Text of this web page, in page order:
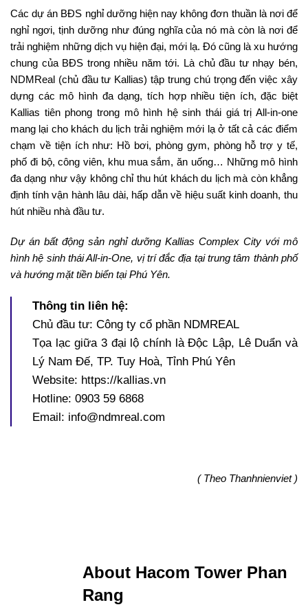
Các dự án BĐS nghỉ dưỡng hiện nay không đơn thuần là nơi để
nghỉ ngơi, tịnh dưỡng như đúng nghĩa của nó mà còn là nơi để
trải nghiệm những dịch vụ hiện đại, mới lạ. Đó cũng là xu hướng
chung của BĐS trong nhiều năm tới. Là chủ đầu tư nhạy bén,
NDMReal (chủ đầu tư Kallias) tập trung chú trọng đến việc xây
dựng các mô hình đa dạng, tích hợp nhiều tiện ích, đặc biệt
Kallias tiên phong trong mô hình hệ sinh thái giá trị All-in-one
mang lại cho khách du lịch trải nghiệm mới lạ ở tất cả các điểm
chạm về tiện ích như: Hồ bơi, phòng gym, phòng hỗ trợ y tế,
phố đi bộ, công viên, khu mua sắm, ăn uống… Những mô hình
đa dạng như vậy không chỉ thu hút khách du lịch mà còn khẳng
định tính vận hành lâu dài, hấp dẫn về hiệu suất kinh doanh, thu
hút nhiều nhà đầu tư.
Dự án bất động sản nghỉ dưỡng Kallias Complex City với mô
hình hệ sinh thái All-in-One, vị trí đắc địa tại trung tâm thành phố
và hướng mặt tiền biển tại Phú Yên.
Thông tin liên hệ:
Chủ đầu tư: Công ty cổ phần NDMREAL
Tọa lạc giữa 3 đại lộ chính là Độc Lập, Lê Duẩn và
Lý Nam Đế, TP. Tuy Hoà, Tỉnh Phú Yên
Website: https://kallias.vn
Hotline: 0903 59 6868
Email: info@ndmreal.com
( Theo Thanhnienviet )
About Hacom Tower Phan
Rang